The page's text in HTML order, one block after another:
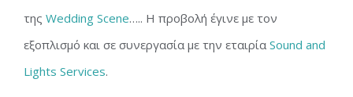
της Wedding Scene….. Η προβολή έγινε με τον
εξοπλισμό και σε συνεργασία με την εταιρία Sound and
Lights Services.